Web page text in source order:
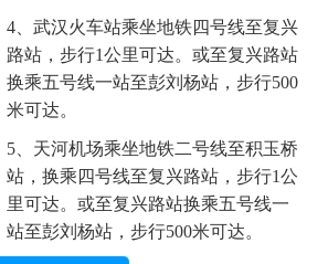
4、武汉火车站乘坐地铁四号线至复兴
路站，步行1公里可达。或至复兴路站
换乘五号线一站至彭刘杨站，步行500
米可达。
5、天河机场乘坐地铁二号线至积玉桥
站，换乘四号线至复兴路站，步行1公
里可达。或至复兴路站换乘五号线一
站至彭刘杨站，步行500米可达。